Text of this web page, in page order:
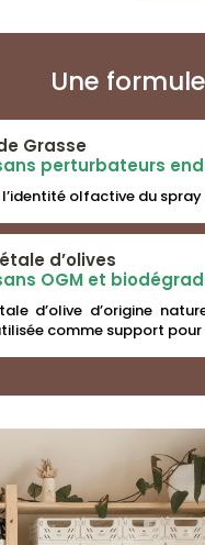
Une
Grasse
perturbateurs
olfactive du
d’olives
OGM et
d’olive d’origine
comme support